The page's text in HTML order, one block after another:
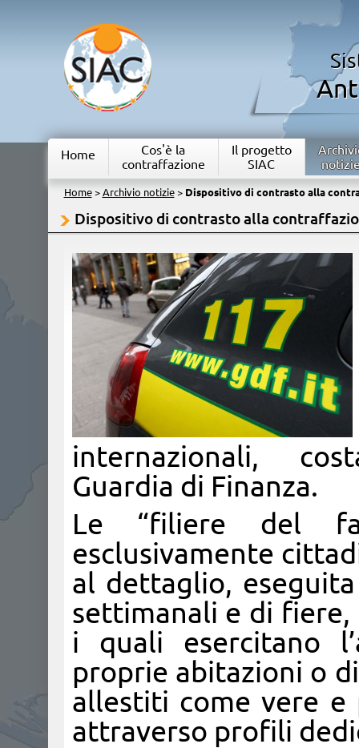
Home
Cos'è la
contraffazione
Il progetto
SIAC
Home> Archivio notizie> Dispositivo di contrasto alla
Dispositivo di contrasto alla
internazionali,
Guardia di Finanza.
Le “filiere del
esclusivamente
al dettaglio,
settimanali e di fiere,
i quali esercitano
proprie abitazioni o
allestiti come vere
attraverso profili